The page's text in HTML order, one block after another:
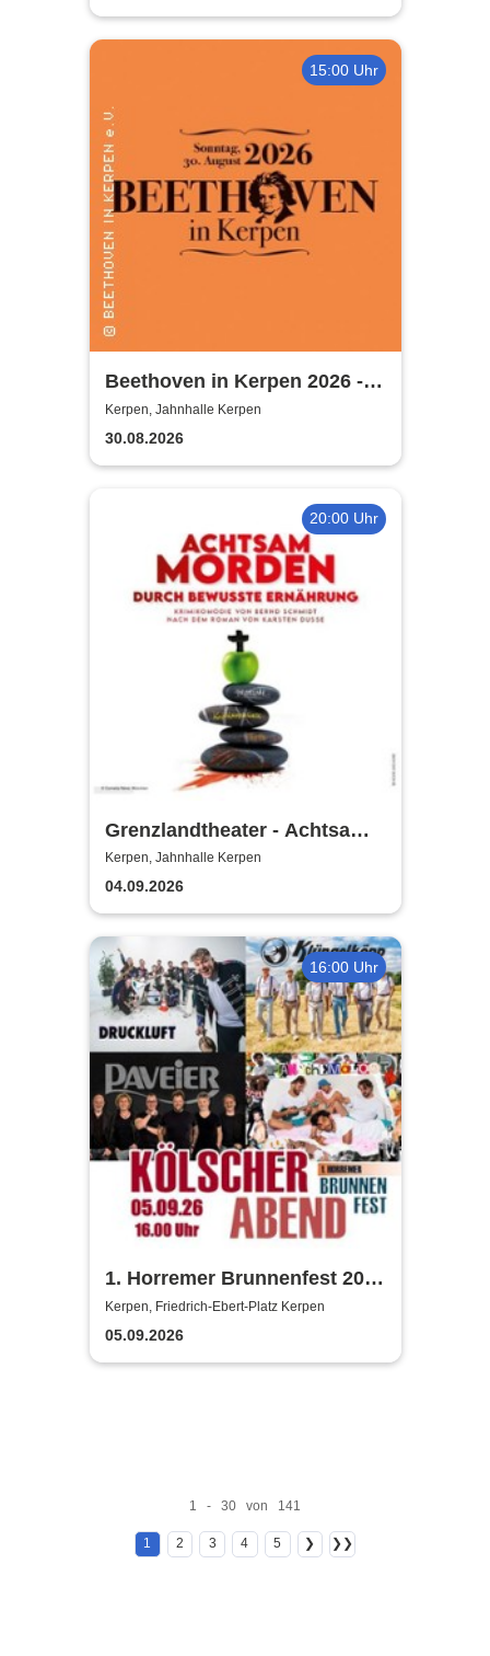
15:00 Uhr
Beethoven in Kerpen 2026 -
Sommerkonzerte 2026
Kerpen, Jahnhalle Kerpen
30.08.2026
20:00 Uhr
Grenzlandtheater - Achtsam
Morden durch bewusste
Ernährung
Kerpen, Jahnhalle Kerpen
04.09.2026
16:00 Uhr
1. Horremer Brunnenfest 2026
- Klüngelköpp, Druckluft,
Planschemalöör, Paveier
Kerpen, Friedrich-Ebert-Platz Kerpen
05.09.2026
1 - 30 von 141
1 2 3 4 5 ❯ ❯❯